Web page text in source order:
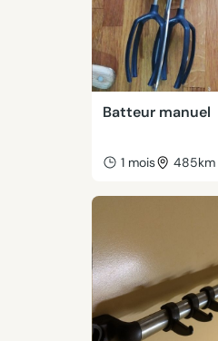
Batteur manuel
1 mois 485km